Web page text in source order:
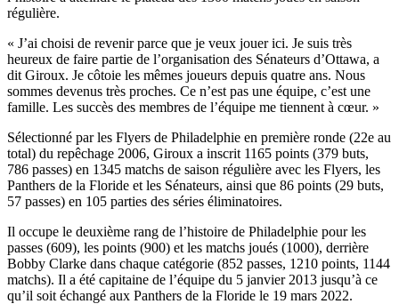
régulière.
« J’ai choisi de revenir parce que je veux jouer ici. Je suis très
heureux de faire partie de l’organisation des Sénateurs d’Ottawa, a
dit Giroux. Je côtoie les mêmes joueurs depuis quatre ans. Nous
sommes devenus très proches. Ce n’est pas une équipe, c’est une
famille. Les succès des membres de l’équipe me tiennent à cœur. »
Sélectionné par les Flyers de Philadelphie en première ronde (22e au
total) du repêchage 2006, Giroux a inscrit 1165 points (379 buts,
786 passes) en 1345 matchs de saison régulière avec les Flyers, les
Panthers de la Floride et les Sénateurs, ainsi que 86 points (29 buts,
57 passes) en 105 parties des séries éliminatoires.
Il occupe le deuxième rang de l’histoire de Philadelphie pour les
passes (609), les points (900) et les matchs joués (1000), derrière
Bobby Clarke dans chaque catégorie (852 passes, 1210 points, 1144
matchs). Il a été capitaine de l’équipe du 5 janvier 2013 jusqu’à ce
qu’il soit échangé aux Panthers de la Floride le 19 mars 2022.